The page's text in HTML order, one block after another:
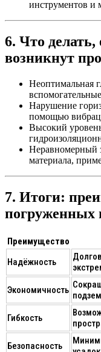
инструментов и
6. Что делать,
возникнут
Неоптимальная
Нарушение
помощью
Высокий
Неравномерный
материала,
7. Итоги:
погруженных
Преимущество
Надёжность
Экономичность
Гибкость
Безопасность